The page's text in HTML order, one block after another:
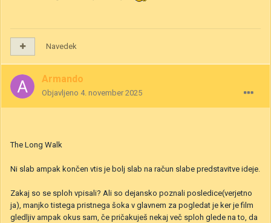
Navedek
Armando
Objavljeno 4. november 2025
The Long Walk
Ni slab ampak končen vtis je bolj slab na račun slabe predstavitve ideje.
Zakaj so se sploh vpisali? Ali so dejansko poznali posledice(verjetno
ja), manjko tistega pristnega šoka v glavnem za pogledat je ker je film
gledljiv ampak okus sam, če pričakuješ nekaj več sploh glede na to, da